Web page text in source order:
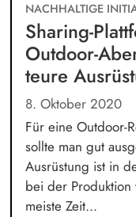
NACHHALTIGE
Sharing-
Outdoor-
teure
8. Oktober 2020
Für eine Outdoor-
sollte man gut
Ausrüstung ist in
bei der
meiste Zeit...